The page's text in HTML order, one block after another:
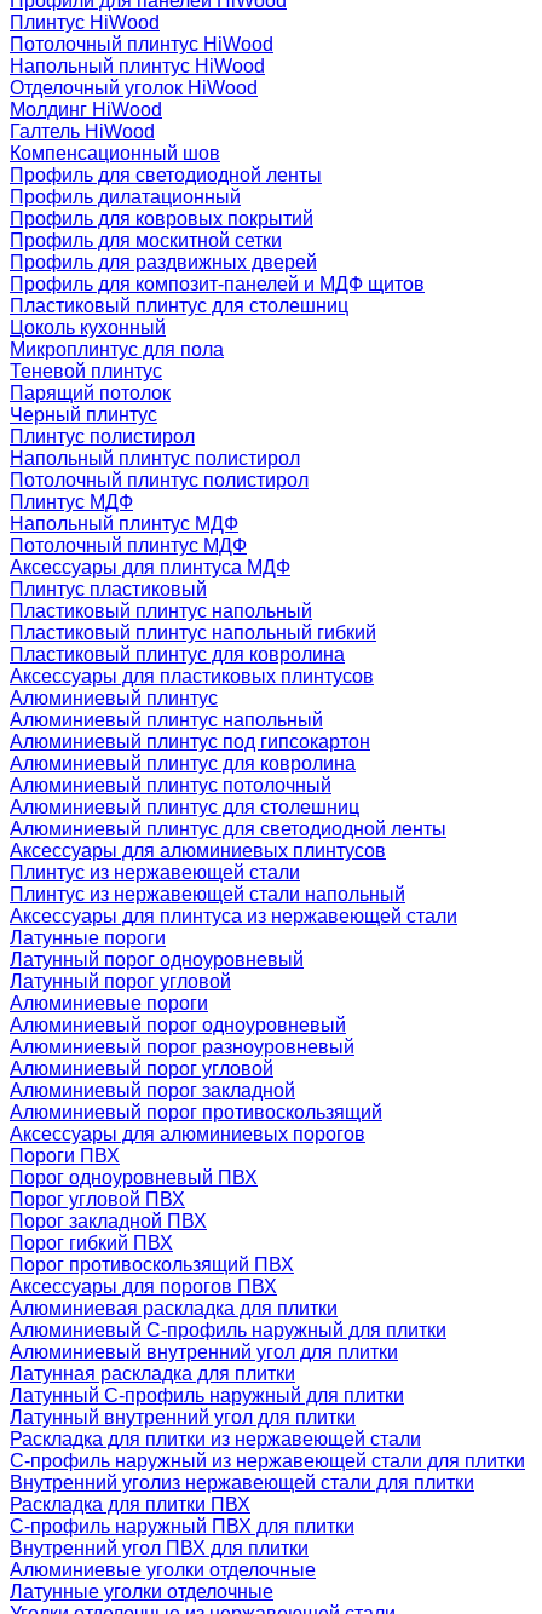
Плинтус HiWood
Потолочный плинтус HiWood
Напольный плинтус HiWood
Отделочный уголок HiWood
Молдинг HiWood
Галтель HiWood
Компенсационный шов
Профиль для светодиодной ленты
Профиль дилатационный
Профиль для ковровых покрытий
Профиль для москитной сетки
Профиль для раздвижных дверей
Профиль для композит-панелей и МДФ щитов
Пластиковый плинтус для столешниц
Цоколь кухонный
Микроплинтус для пола
Теневой плинтус
Парящий потолок
Черный плинтус
Плинтус полистирол
Напольный плинтус полистирол
Потолочный плинтус полистирол
Плинтус МДФ
Напольный плинтус МДФ
Потолочный плинтус МДФ
Аксессуары для плинтуса МДФ
Плинтус пластиковый
Пластиковый плинтус напольный
Пластиковый плинтус напольный гибкий
Пластиковый плинтус для ковролина
Аксессуары для пластиковых плинтусов
Алюминиевый плинтус
Алюминиевый плинтус напольный
Алюминиевый плинтус под гипсокартон
Алюминиевый плинтус для ковролина
Алюминиевый плинтус потолочный
Алюминиевый плинтус для столешниц
Алюминиевый плинтус для светодиодной ленты
Аксессуары для алюминиевых плинтусов
Плинтус из нержавеющей стали
Плинтус из нержавеющей стали напольный
Аксессуары для плинтуса из нержавеющей стали
Латунные пороги
Латунный порог одноуровневый
Латунный порог угловой
Алюминиевые пороги
Алюминиевый порог одноуровневый
Алюминиевый порог разноуровневый
Алюминиевый порог угловой
Алюминиевый порог закладной
Алюминиевый порог противоскользящий
Аксессуары для алюминиевых порогов
Пороги ПВХ
Порог одноуровневый ПВХ
Порог угловой ПВХ
Порог закладной ПВХ
Порог гибкий ПВХ
Порог противоскользящий ПВХ
Аксессуары для порогов ПВХ
Алюминиевая раскладка для плитки
Алюминиевый С-профиль наружный для плитки
Алюминиевый внутренний угол для плитки
Латунная раскладка для плитки
Латунный С-профиль наружный для плитки
Латунный внутренний угол для плитки
Раскладка для плитки из нержавеющей стали
С-профиль наружный из нержавеющей стали для плитки
Внутренний уголиз нержавеющей стали для плитки
Раскладка для плитки ПВХ
С-профиль наружный ПВХ для плитки
Внутренний угол ПВХ для плитки
Алюминиевые уголки отделочные
Латунные уголки отделочные